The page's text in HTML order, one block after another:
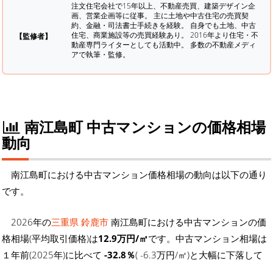
【監修者】
注文住宅会社で15年以上、不動産売買、建築デザイン企
画、営業企画等に従事。 主に土地や中古住宅の売買契
約、金融・司法書士手続きを経験。 自身でも土地、中古
住宅、商業施設等の売買経験あり。 2016年より住宅・不
動産専門ライターとしても活動中。 多数の不動産メディ
アで執筆・監修。
南江島町 中古マンションの価格相場
動向
南江島町における中古マンション価格相場の動向は以下の通り
です。
2026年の三重県 鈴鹿市 南江島町における中古マンションの価
格相場(平均取引価格)は12.9万円/㎡です。中古マンション相場は
１年前(2025年)に比べて -32.8％( -6.3万円/㎡)と大幅に下落して